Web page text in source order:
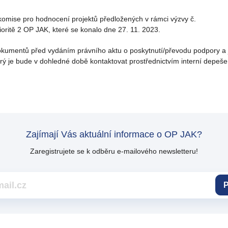
pro hodnocení projektů předložených v rámci výzvy č.
2 OP JAK, které se konalo dne 27. 11. 2023.
před vydáním právního aktu o poskytnutí/převodu podpory
je bude v dohledné době kontaktovat prostřednictvím interní
Zajímají Vás aktuální informace o OP JAK?
Zaregistrujete se k odběru e-mailového newsletteru!